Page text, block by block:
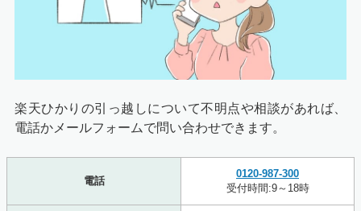
楽天ひかりの引っ越しについて不明点や相談があれば、
電話かメールフォームで問い合わせできます。
電話
0120-987-300
受付時間:9～18時